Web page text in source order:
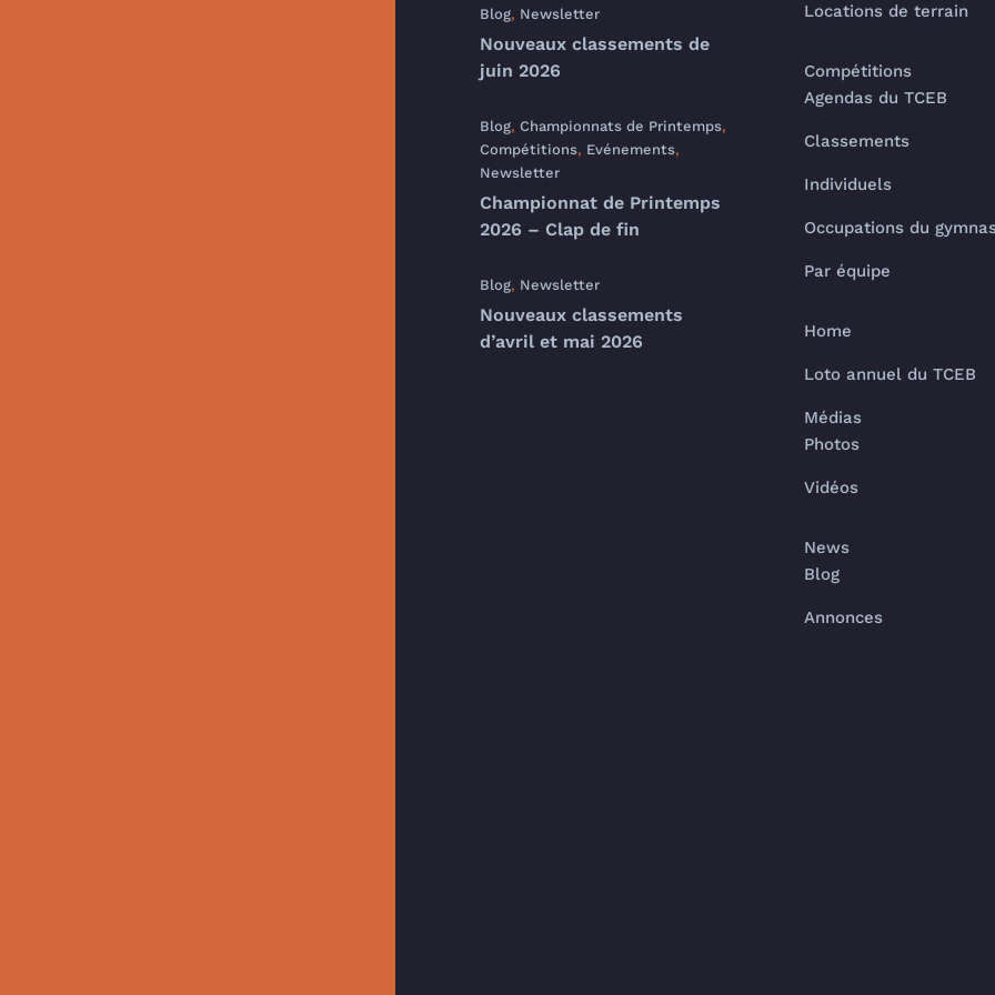
Blog, Newsletter
Nouveaux classements de
juin 2026
Blog, Championnats de Printemps,
Compétitions, Evénements,
Newsletter
Championnat de Printemps
2026 – Clap de fin
Blog, Newsletter
Nouveaux classements
d’avril et mai 2026
Locations de terrain
Compétitions
Agendas du TCEB
Classements
Individuels
Occupations du
Par équipe
Home
Loto annuel du TCEB
Médias
Photos
Vidéos
News
Blog
Annonces